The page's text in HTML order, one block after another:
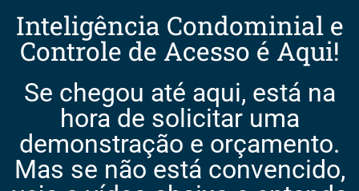
Inteligência Condominial e
Controle de Acesso é Aqui!
Se chegou até aqui, está na
hora de solicitar uma
demonstração e orçamento.
Mas se não está convencido,